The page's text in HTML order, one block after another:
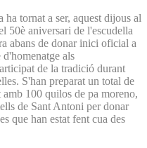
tornat a ser, aquest dijous al
50è aniversari de l'escudella
abans de donar inici oficial a
als
de la tradició durant
S'han preparat un total de
100 quilos de pa moreno,
de Sant Antoni per donar
que han estat fent cua des